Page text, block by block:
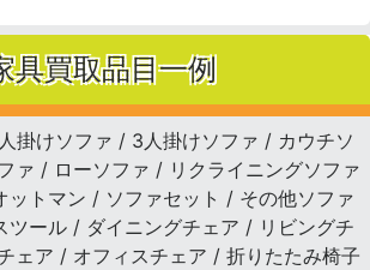
具買取品目一例
掛けソファ / 3人掛けソファ / カウチソ
ァ / ローソファ / リクライニングソファ
ットマン / ソファセット / その他ソファ
ツール / ダイニングチェア / リビングチ
ェア / オフィスチェア / 折りたたみ椅子